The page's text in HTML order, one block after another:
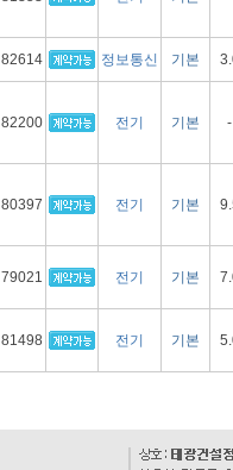
82614 정보통신 기본
82200 전기 기본 -
80397 전기 기본
79021 전기 기본
81498 전기 기본